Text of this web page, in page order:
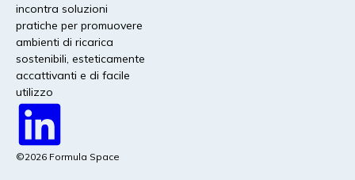
Fondamenti modulari |
Prossimamente!
Basi modulari per caricatori CC e colonnine di
alimentazione, progettate per garantire
un’installazione rapida, adattarsi a terreni irregolari e
garantire la stabilità.
incontra soluzioni
pratiche per promuovere
ambienti di ricarica
sostenibili, esteticamente
accattivanti e di facile
utilizzo
©2026 Formula Space